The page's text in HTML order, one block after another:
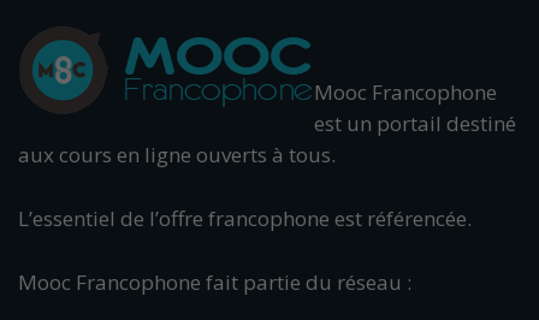
Mooc Francophone
est un portail destiné
aux cours en ligne ouverts à tous.
L’essentiel de l’offre francophone est référencée.
Mooc Francophone fait partie du réseau :